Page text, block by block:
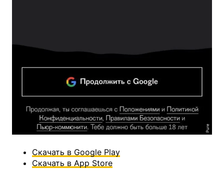
Pure
Скачать в Google Play
Скачать в App Store